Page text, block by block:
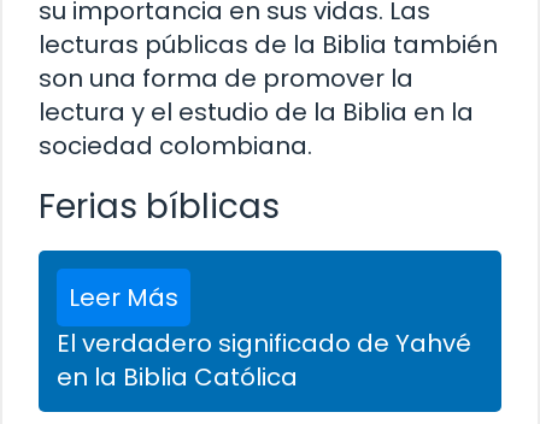
su importancia en sus vidas. Las
lecturas públicas de la Biblia también
son una forma de promover la
lectura y el estudio de la Biblia en la
sociedad colombiana.
Ferias bíblicas
Leer Más
El verdadero significado de Yahvé
en la Biblia Católica